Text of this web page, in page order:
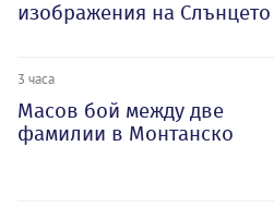
изображения на Слънцето
3 часа
Масов бой между две
фамилии в Монтанско